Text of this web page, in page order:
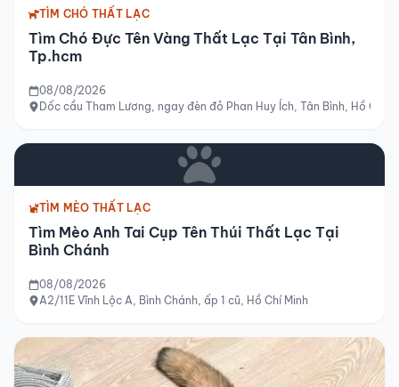
TÌM CHÓ THẤT LẠC
Tìm Chó Đực Tên Vàng Thất Lạc Tại Tân Bình,
Tp.hcm
08/08/2026
Dốc cầu Tham Lương, ngay đèn đỏ Phan Huy Ích, Tân Bình, Hồ Chí
TÌM MÈO THẤT LẠC
Tìm Mèo Anh Tai Cụp Tên Thúi Thất Lạc Tại
Bình Chánh
08/08/2026
A2/11E Vĩnh Lộc A, Bình Chánh, ấp 1 cũ, Hồ Chí Minh